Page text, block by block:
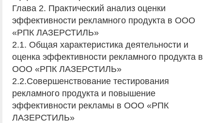
Глава 2. Практический анализ оценки
эффективности рекламного продукта в ООО
«РПК ЛАЗЕРСТИЛЬ»
2.1. Общая характеристика деятельности и
оценка эффективности рекламного продукта в
ООО «РПК ЛАЗЕРСТИЛЬ»
2.2.Совершенствование тестирования
рекламного продукта и повышение
эффективности рекламы в ООО «РПК
ЛАЗЕРСТИЛЬ»